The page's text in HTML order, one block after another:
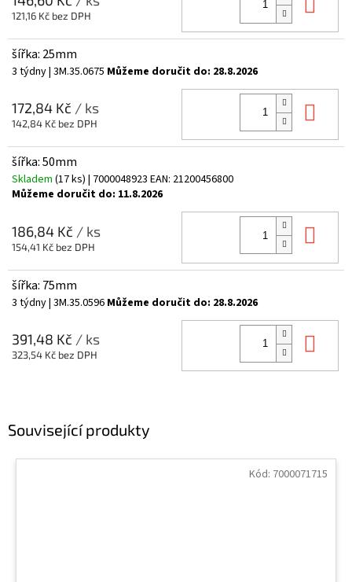
Související produkty
Kód: 7000071715
121,16 Kč bez DPH
šířka: 25mm
3 týdny| 3M.35.0675 Můžeme doručit do: 28.8.2026
172,84 Kč / ks
142,84 Kč bez DPH
šířka: 50mm
Skladem (17 ks) | 7000048923 EAN: 21200456800
Můžeme doručit do: 11.8.2026
186,84 Kč / ks
154,41 Kč bez DPH
šířka: 75mm
3 týdny| 3M.35.0596 Můžeme doručit do: 28.8.2026
391,48 Kč / ks
323,54 Kč bez DPH